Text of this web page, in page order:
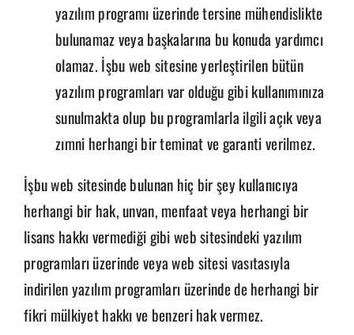
yazılım programı üzerinde tersine mühendislikte
bulunamaz veya başkalarına bu konuda yardımcı
olamaz. İşbu web sitesine yerleştirilen bütün
yazılım programları var olduğu gibi kullanımınıza
sunulmakta olup bu programlarla ilgili açık veya
zımni herhangi bir teminat ve garanti verilmez.
İşbu web sitesinde bulunan hiç bir şey kullanıcıya
herhangi bir hak, unvan, menfaat veya herhangi bir
lisans hakkı vermediği gibi web sitesindeki yazılım
programları üzerinde veya web sitesi vasıtasıyla
indirilen yazılım programları üzerinde de herhangi bir
fikri mülkiyet hakkı ve benzeri hak vermez.